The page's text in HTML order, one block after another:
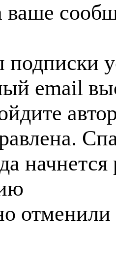
ваше
подписки
email
отменили